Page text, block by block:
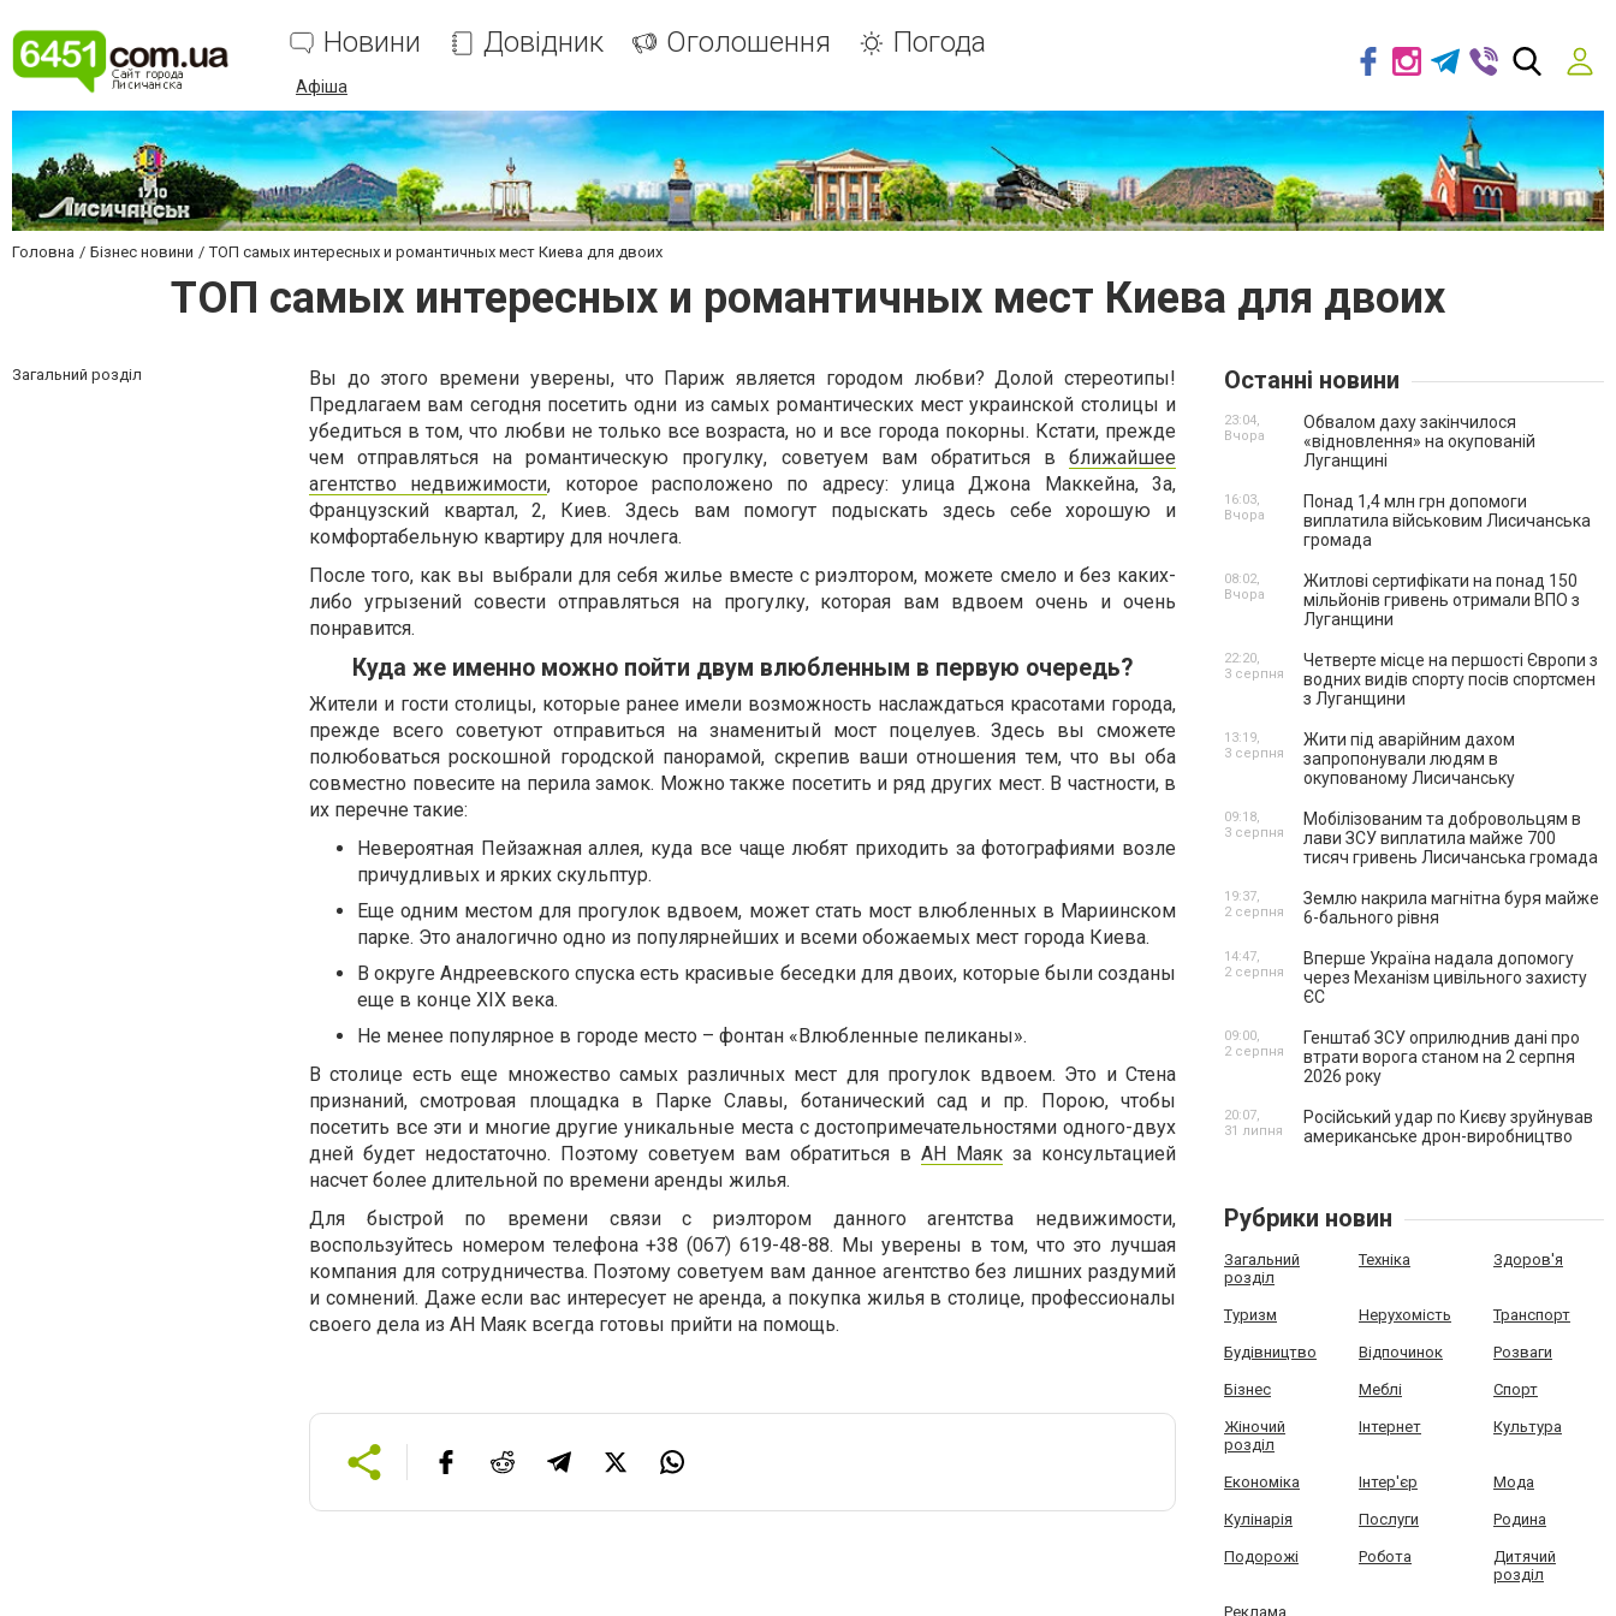
Новини Довідник Оголошення Погода
Афіша
Головна Бізнес новини ТОП самых интересных и романтичных мест Киева для двоих
ТОП самых интересных и романтичных мест Киева для двоих
Загальний розділ
Вы до этого времени уверены, что Париж является городом любви? Долой стереотипы!
Предлагаем вам сегодня посетить одни из самых романтических мест украинской столицы и
убедиться в том, что любви не только все возраста, но и все города покорны. Кстати, прежде
чем отправляться на романтическую прогулку, советуем вам обратиться в ближайшее
агентство недвижимости, которое расположено по адресу: улица Джона Маккейна, 3а,
Французский квартал, 2, Киев. Здесь вам помогут подыскать здесь себе хорошую и
комфортабельную квартиру для ночлега.
После того, как вы выбрали для себя жилье вместе с риэлтором, можете смело и без каких-
либо угрызений совести отправляться на прогулку, которая вам вдвоем очень и очень
понравится.
Куда же именно можно пойти двум влюбленным в первую очередь?
Жители и гости столицы, которые ранее имели возможность наслаждаться красотами города,
прежде всего советуют отправиться на знаменитый мост поцелуев. Здесь вы сможете
полюбоваться роскошной городской панорамой, скрепив ваши отношения тем, что вы оба
совместно повесите на перила замок. Можно также посетить и ряд других мест. В частности, в
их перечне такие:
Невероятная Пейзажная аллея, куда все чаще любят приходить за фотографиями возле
причудливых и ярких скульптур.
Еще одним местом для прогулок вдвоем, может стать мост влюбленных в Мариинском
парке. Это аналогично одно из популярнейших и всеми обожаемых мест города Киева.
В округе Андреевского спуска есть красивые беседки для двоих, которые были созданы
еще в конце XIX века.
Не менее популярное в городе место – фонтан «Влюбленные пеликаны».
В столице есть еще множество самых различных мест для прогулок вдвоем. Это и Стена
признаний, смотровая площадка в Парке Славы, ботанический сад и пр. Порою, чтобы
посетить все эти и многие другие уникальные места с достопримечательностями одного-двух
дней будет недостаточно. Поэтому советуем вам обратиться в АН Маяк за консультацией
насчет более длительной по времени аренды жилья.
Для быстрой по времени связи с риэлтором данного агентства недвижимости,
воспользуйтесь номером телефона +38 (067) 619-48-88. Мы уверены в том, что это лучшая
компания для сотрудничества. Поэтому советуем вам данное агентство без лишних раздумий
и сомнений. Даже если вас интересует не аренда, а покупка жилья в столице, профессионалы
своего дела из АН Маяк всегда готовы прийти на помощь.
Останні новини
Обвалом даху закінчилося
«відновлення» на окупованій
Луганщині
23:04,
Вчора
Понад 1,4 млн грн допомоги
виплатила військовим Лисичанська
громада
16:03,
Вчора
Житлові сертифікати на понад 150
мільйонів гривень отримали ВПО з
Луганщини
08:02,
Вчора
Четверте місце на першості Європи з
водних видів спорту посів спортсмен
з Луганщини
22:20,
3 серпня
Жити під аварійним дахом
запропонували людям в
окупованому Лисичанську
13:19,
3 серпня
Мобілізованим та добровольцям в
лави ЗСУ виплатила майже 700
тисяч гривень Лисичанська громада
09:18,
3 серпня
Землю накрила магнітна буря майже
6-бального рівня
19:37,
2 серпня
Вперше Україна надала допомогу
через Механізм цивільного захисту
ЄС
14:47,
2 серпня
Генштаб ЗСУ оприлюднив дані про
втрати ворога станом на 2 серпня
2026 року
09:00,
2 серпня
Російський удар по Києву зруйнував
американське дрон-виробництво
20:07,
31 липня
Рубрики новин
Загальний
розділ
Техніка Здоров'я
Туризм Нерухомість Транспорт
Будівництво Відпочинок Розваги
Бізнес Меблі Спорт
Жіночий
розділ
Інтернет Культура
Економіка Інтер'єр Мода
Кулінарія Послуги Родина
Подорожі Робота
Дитячий
розділ
Реклама